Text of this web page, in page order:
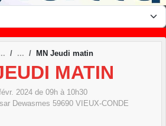
MN Jeudi matin
MATIN
2024 de 09h à 10h30
Dewasmes 59690 VIEUX-CONDE